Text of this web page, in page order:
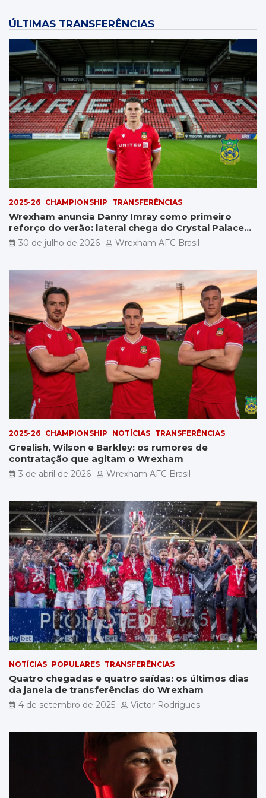
ÚLTIMAS TRANSFERÊNCIAS
2025-26 CHAMPIONSHIP TRANSFERÊNCIAS
Wrexham anuncia Danny Imray como primeiro
reforço do verão: lateral chega do Crystal Palace
por £5 milhões
30 de julho de 2026 Wrexham AFC Brasil
2025-26 CHAMPIONSHIP NOTÍCIAS TRANSFERÊNCIAS
Grealish, Wilson e Barkley: os rumores de
contratação que agitam o Wrexham
3 de abril de 2026 Wrexham AFC Brasil
NOTÍCIAS POPULARES TRANSFERÊNCIAS
Quatro chegadas e quatro saídas: os últimos dias
da janela de transferências do Wrexham
4 de setembro de 2025 Victor Rodrigues